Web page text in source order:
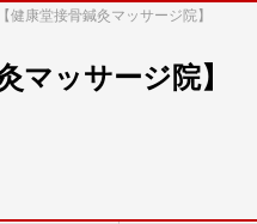
康堂接骨鍼灸マッサージ院】